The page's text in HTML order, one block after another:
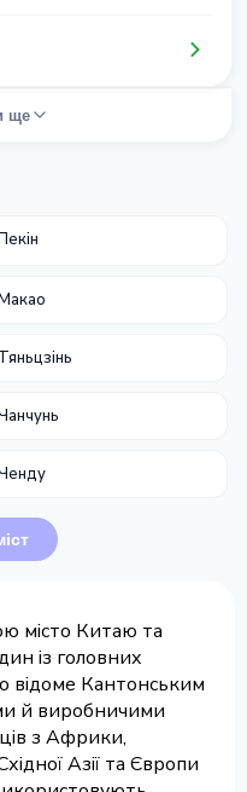
ще
Тяньцзінь
місто Китаю та
із головних
відоме Кантонським
й виробничими
з Африки,
Азії та Європи